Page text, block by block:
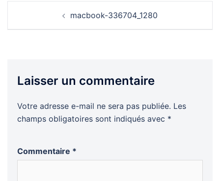
macbook-336704_1280
Laisser un commentaire
Votre adresse e-mail ne sera pas publiée. Les
champs obligatoires sont indiqués avec *
Commentaire *